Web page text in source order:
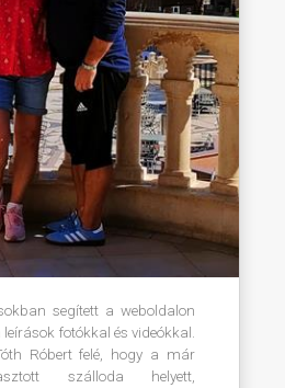
segített a weboldalon
fotókkal és videókkal.
Róbert felé, hogy a már
szálloda helyett,